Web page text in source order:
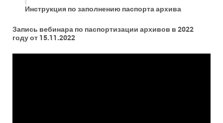
Инструкция по заполнению паспорта архива
Запись вебинара по паспортизации архивов в 2022
году от 15.11.2022